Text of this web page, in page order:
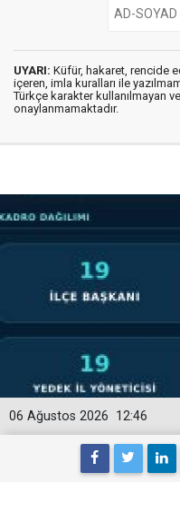
UYARI: Küfür, hakaret, rencide
içeren, imla kuralları ile
Türkçe karakter kullanılmayan
onaylanmamaktadır.
12:46
06 Ağustos 2026